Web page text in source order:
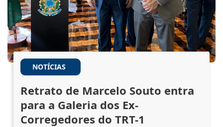
NOTÍCIAS
Retrato de Marcelo Souto entra
para a Galeria dos Ex-
Corregedores do TRT-1